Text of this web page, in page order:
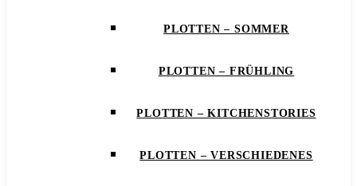
PLOTTEN – SOMMER
PLOTTEN – FRÜHLING
PLOTTEN – KITCHENSTORIES
PLOTTEN – VERSCHIEDENES